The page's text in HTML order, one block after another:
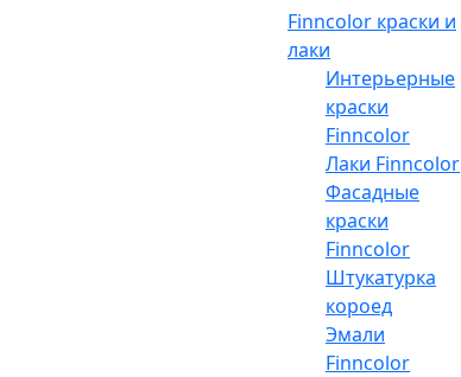
Finncolor краски и
лаки
Интерьерные
краски
Finncolor
Лаки Finncolor
Фасадные
краски
Finncolor
Штукатурка
короед
Эмали
Finncolor